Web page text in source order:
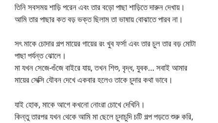
তিনি সবসময় শাড়ি পরেন এবং তার বড়ো পাছা শাড়িতে দারুন দেখায়।
আমি তার পাছার কত বড় ভক্ত ছিলাম তা ভাষায় বোঝাতে পারব না।
সৎ মাকে চোদার গল্প মায়ের গায়ের রং খুব ফর্সা এবং তার চুল তার বড় মোটা
পাছা পর্যন্ত ঝোলে।
মা যখন সেজে-গুঁজে বাইরে যায়, তখন শিশু, বৃদ্ধ, যুবক… সবাই আমার
মায়ের সেক্সি যৌবন দেখে একবার হলেও তাকে চুদার কথা ভাবে।
যাই হোক, মাকে আগে কখনো নোংরা চোখে দেখিনি।
কিন্তু তারপর যখন থেকে আমি মা ছেলে চুদাচুদি চটি গল্প পড়তে শুরু করি,